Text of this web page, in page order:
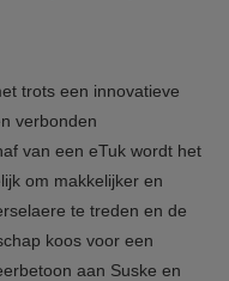
trots een innovatieve
verbonden
van een eTuk wordt het
om makkelijker en
te treden en de
koos voor een
aan Suske en